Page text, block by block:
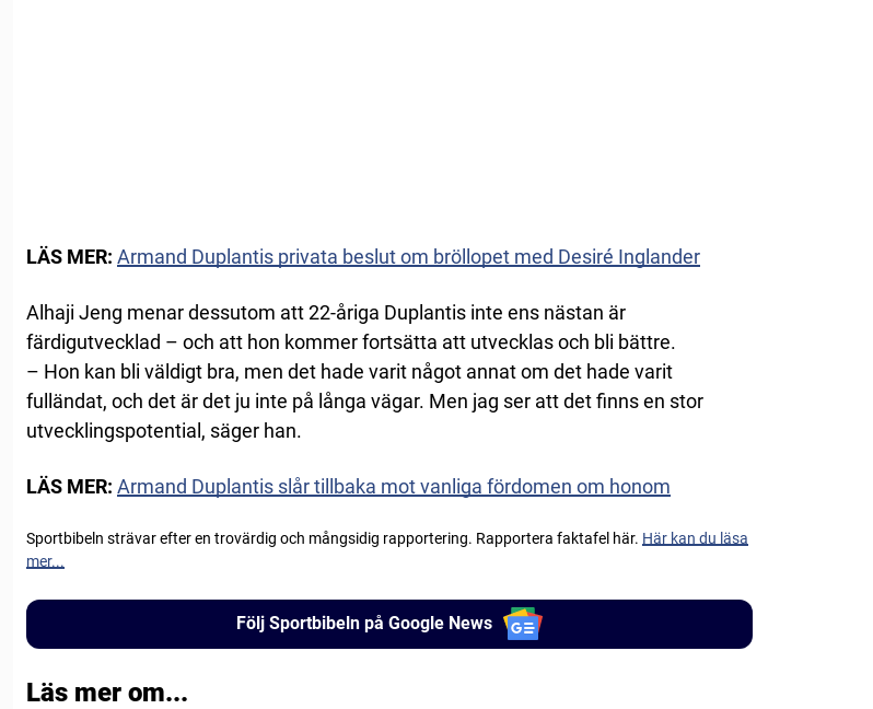
LÄS MER: Armand Duplantis privata beslut om bröllopet med Desiré Inglander
Alhaji Jeng menar dessutom att 22-åriga Duplantis inte ens nästan är
färdigutvecklad – och att hon kommer fortsätta att utvecklas och bli bättre.
– Hon kan bli väldigt bra, men det hade varit något annat om det hade varit
fulländat, och det är det ju inte på långa vägar. Men jag ser att det finns en stor
utvecklingspotential, säger han.
LÄS MER: Armand Duplantis slår tillbaka mot vanliga fördomen om honom
Sportbibeln strävar efter en trovärdig och mångsidig rapportering. Rapportera faktafel här. Här kan du läsa
mer...
Följ Sportbibeln på Google News
Läs mer om...